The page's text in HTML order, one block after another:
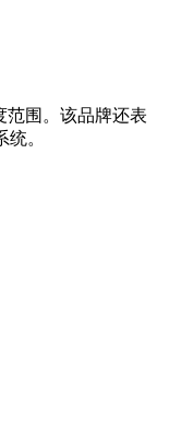
范围。该品牌还表
。